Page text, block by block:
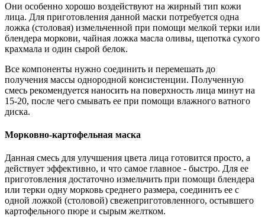
Они особенно хорошо воздействуют на жирный тип кожи
лица. Для приготовления данной маски потребуется одна
ложка (столовая) измельченной при помощи мелкой терки или
блендера моркови, чайная ложка масла оливы, щепотка сухого
крахмала и один сырой белок.
Все компоненты нужно соединить и перемешать до
получения массы однородной консистенции. Полученную
смесь рекомендуется наносить на поверхность лица минут на
15-20, после чего смывать ее при помощи влажного ватного
диска.
Морковно-картофельная маска
Данная смесь для улучшения цвета лица готовится просто, а
действует эффективно, и что самое главное - быстро. Для ее
приготовления достаточно измельчить при помощи блендера
или терки одну морковь среднего размера, соединить ее с
одной ложкой (столовой) свежеприготовленного, остывшего
картофельного пюре и сырым желтком.